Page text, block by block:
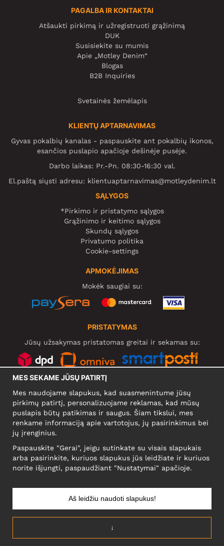
PAGALBA IR KONTAKTAI
Atšaukti pirkimą ir užregistruoti grąžinimą
DUK
Susisiekite su mumis
Apie „Motley Denim“
Blogas
B2B Inquiries
Svetainės žemėlapis
KLIENTŲ APTARNAVIMAS
Gyvas pokalbių kanalas - paspauskite ant pokalbių ikonos,
esančios puslapio apačioje dešinėje pusėje.
Darbo laikas: Pr.-Pn. 08:30-16:30 val.
El.paštą siųsti adresu: klientuaptarnavimas@motleydenim.lt
SĄLYGOS
*Pirkimo ir pristatymo sąlygos
Grąžinimo ir keitimo sąlygos
Skundų sąlygos
Privatumo politika
Cookie-settings
APMOKĖJIMAS
Mokėk saugiai su:
PRISTATYMAS
Jūsų užsakymas pristatomas greitai ir sekamas su:
KOMPANIJA
Narva mnt 5, EE-10117 Tallinn
Reg: 12356245
LIETUVĄ/LIETUVIŲ
MES SEKAME JŪSŲ PATIRTĮ
Mes naudojame slapukus, kad suasmenintume jūsų
pirkimų patirtį, personalizuojame reklamas, kad mūsų
puslapis būtų patikimas ir saugus. Šiam tikslui, mes
renkame informaciją apie vartotojus, jų pasirinkimus bei
jų įrenginius.
Paspauskite "Gerai", jeigu sutinkate su visais slapukais
arba pasirinkite, kuriuos slapukus jūs leidžiate ir kuriuos
norite išjungti, paspaudžiant "Nustatymai" apačioje.
↓
Aš leidžiu naudoti slapukus!